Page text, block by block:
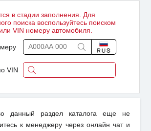
в стадии заполнения. Для
поиска воспользуйтесь поиском
VIN номеру автомобиля.
VIN
данный раздел каталога еще не
к менеджеру через онлайн чат и